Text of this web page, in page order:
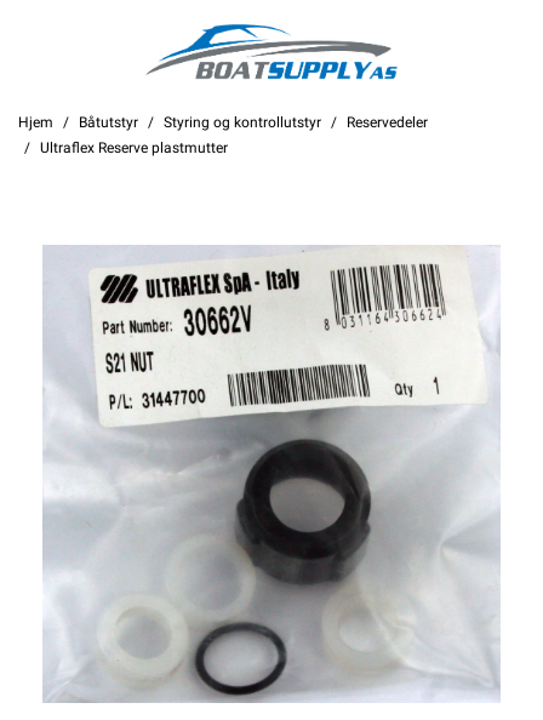
Hjem Båtutstyr Styring og kontrollutstyr
Reservedeler
Ultraflex Reserve plastmutter